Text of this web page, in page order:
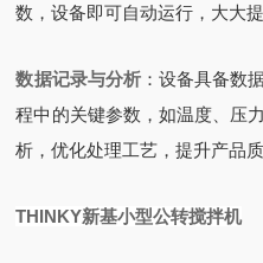
数，设备即可自动运行，大大
数据记录与分析：设备具备数
程中的关键参数，如温度、压
析，优化处理工艺，提升产品质
THINKY新基小型公转搅拌机